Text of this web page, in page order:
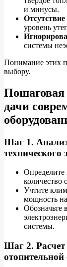
и минусы.
уровень
системы
Понимание этих
выбору.
Пошаговая
дачи
Шаг 1. Анализ
технического
Определите
количество
Учтите
мощность
Обозначьте
системы.
Шаг 2.
отопительной